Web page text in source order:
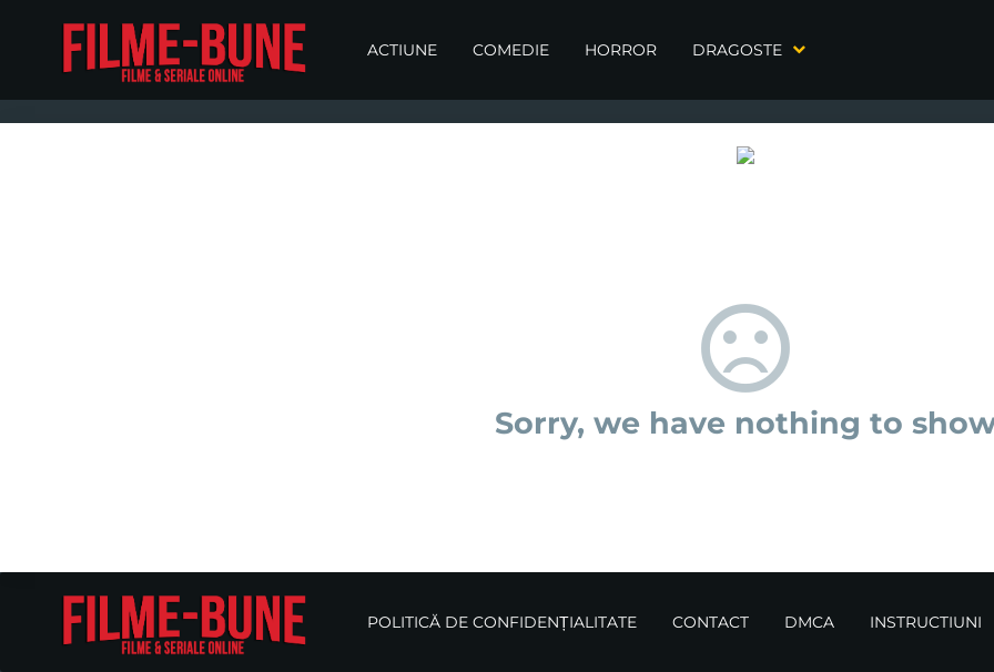
ACTIUNE COMEDIE HORROR DRAGOSTE
Sorry, we have nothing to
POLITICĂ DE CONFIDENȚIALITATE CONTACT DMCA INSTRUCTIUNI